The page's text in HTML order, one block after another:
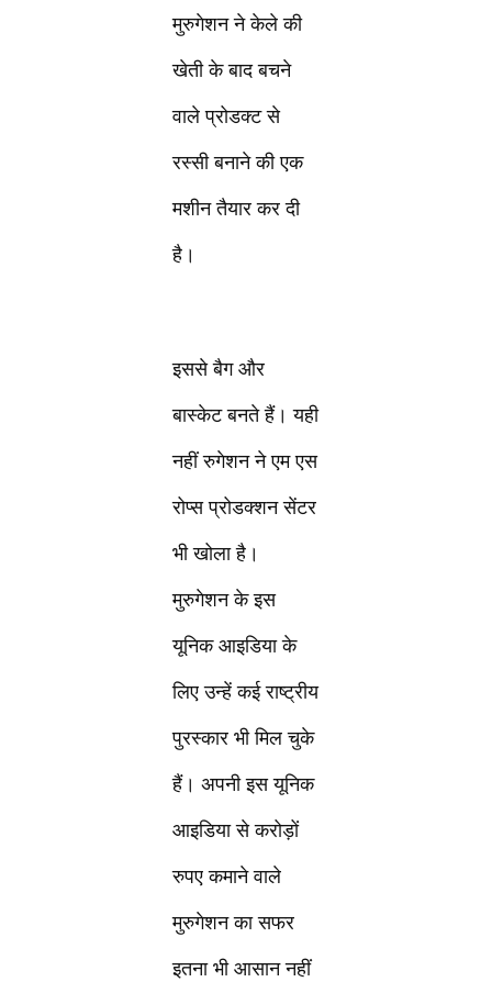
मुरुगेशन ने केले की
खेती के बाद बचने
वाले प्रोडक्ट से
रस्सी बनाने की एक
मशीन तैयार कर दी
है।
इससे बैग और
बास्केट बनते हैं। यही
नहीं रुगेशन ने एम एस
रोप्स प्रोडक्शन सेंटर
भी खोला है।
मुरुगेशन के इस
यूनिक आइडिया के
लिए उन्हें कई राष्ट्रीय
पुरस्कार भी मिल चुके
हैं। अपनी इस यूनिक
आइडिया से करोड़ों
रुपए कमाने वाले
मुरुगेशन का सफर
इतना भी आसान नहीं